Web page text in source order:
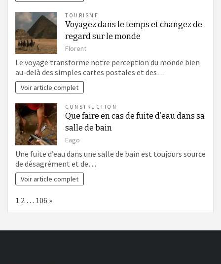
TOURISME
Voyagez dans le temps et changez de
regard sur le monde
Florent
Le voyage transforme notre perception du monde bien
au-delà des simples cartes postales et des…
Voir article complet
CONSTRUCTION
Que faire en cas de fuite d’eau dans sa
salle de bain
Eago
Une fuite d’eau dans une salle de bain est toujours source
de désagrément et de…
Voir article complet
Page:
1 2 … 106 Next
»